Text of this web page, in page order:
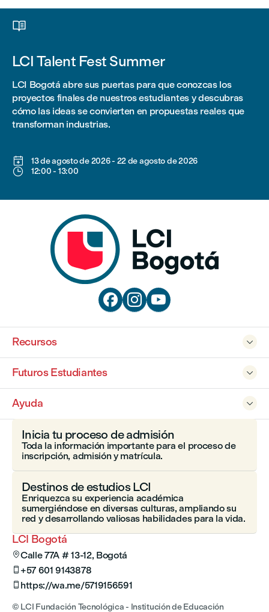

LCI Talent Fest Summer
LCI Bogotá abre sus puertas para que conozcas los
proyectos finales de nuestros estudiantes y descubras
cómo las ideas se convierten en propuestas reales que
transforman industrias.
 13 de agosto de 2026- 22 de agosto de 2026
 12:00- 13:00
  

Recursos

Futuros Estudiantes

Ayuda
LCI Bogotá
Calle 77A # 13-12, Bogotá
 +57 601 9143878
 https://wa.me/5719156591
Inicia tu proceso de admisión
Toda la información importante para el proceso de
inscripción, admisión y matrícula.
Destinos de estudios LCI
Enriquezca su experiencia académica
sumergiéndose en diversas culturas, ampliando su
red y desarrollando valiosas habilidades para la vida.
© LCI Fundación Tecnológica - Institución de Educación